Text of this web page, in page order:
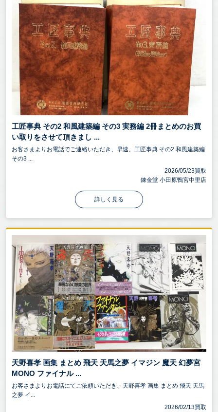
工匠事典 その2 和風建築編 その3 実務編 2冊まとめのお買
い取りをさせて頂きまし ...
お客さまよりお電話でご連絡いただき、早速、工匠事典 その2 和風建築編
その3 ...
2026/05/23買取
錬金堂 小田原鴨宮中里店
詳しく見る
天野喜孝 画集 まとめ 飛天 天馬之夢 イマジン 魔天 幻夢宮
MONO ファイナル ...
お客さまよりお電話にてご依頼いただき、天野喜孝 画集 まとめ 飛天 天馬
之夢 イ...
2026/02/13買取